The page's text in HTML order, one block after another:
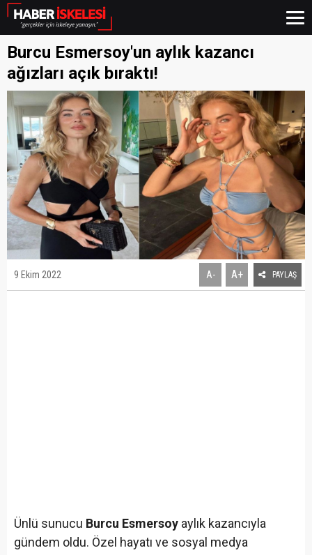
Burcu Esmersoy'un aylık kazancı
ağızları açık bıraktı!
9 Ekim 2022 A- A+ PAYLAŞ
Ünlü sunucu Burcu Esmersoy aylık kazancıyla
gündem oldu. Özel hayatı ve sosyal medya